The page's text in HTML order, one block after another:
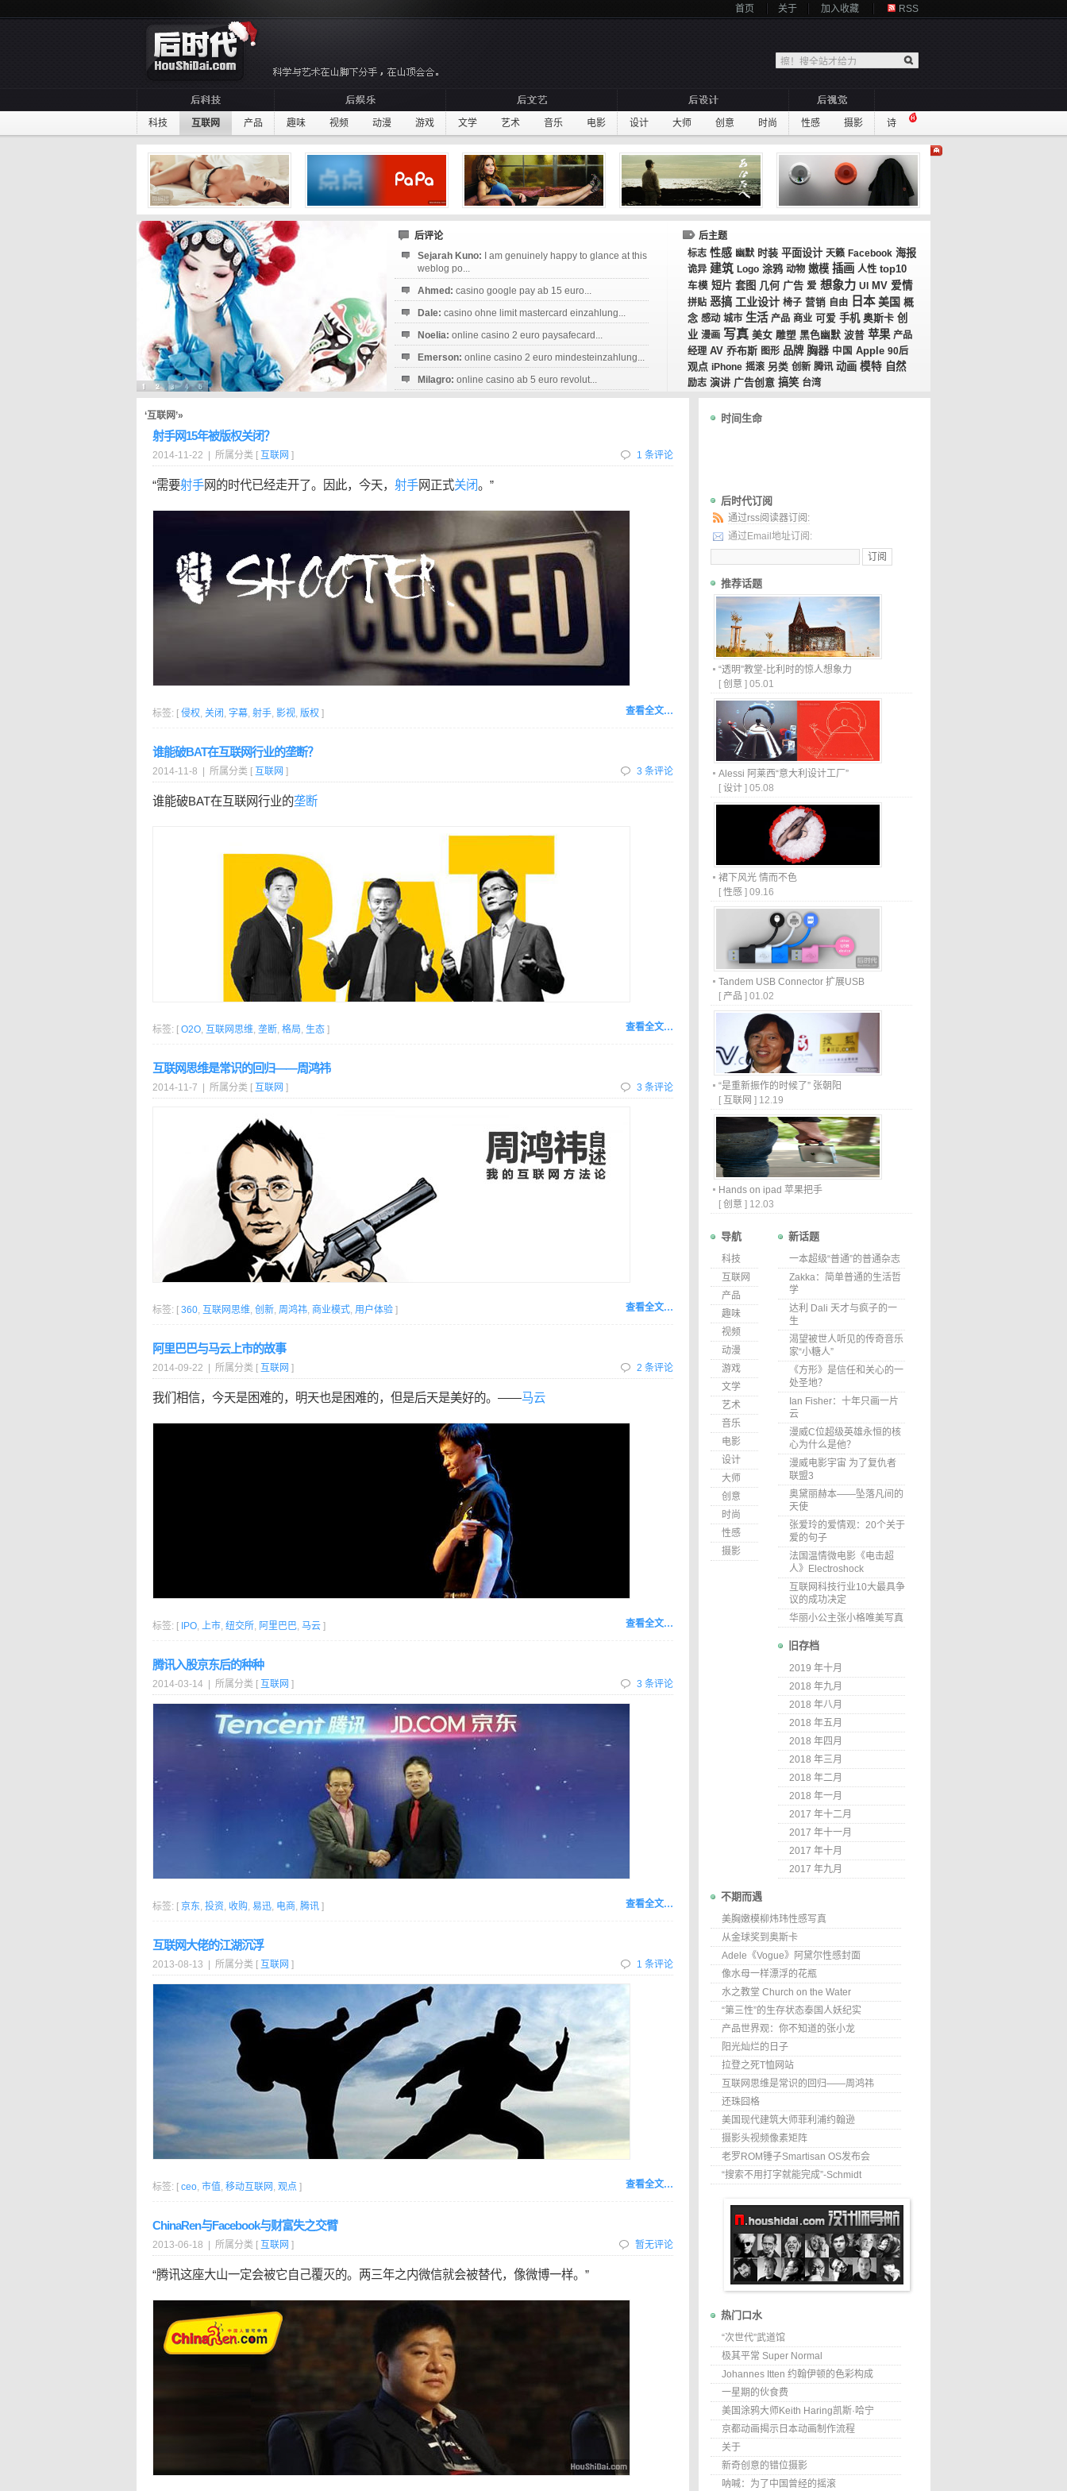
首页 关于 加入收藏 RSS
科技 互联网 产品 趣味 视频 动漫 游戏 文学 艺术 音乐 电影 设计 大师 创意 时尚 性感 摄影 诗
后评论
Sejarah Kuno:
I am genuinely happy to glance at this
weblog po...
Ahmed: casino google pay ab 15 euro...
Dale: casino ohne limit mastercard einzahlung...
Noelia: online casino 2 euro paysafecard...
Emerson: online casino 2 euro mindesteinzahlung...
Milagro: online casino ab 5 euro revolut...
后主题
标志 性感 幽默 时装 平面设计 天籁 Facebook 海报
诡异 建筑 Logo 涂鸦 动物 嫩模 插画 人性 top10
车模 短片 套图 几何 广告 爱 想象力 UI MV 爱情
拼贴 恶搞 工业设计 椅子 营销 自由 日本 美国 概
念 感动 城市 生活 产品 商业 可爱 手机 奥斯卡 创
业 漫画 写真 美女 雕塑 黑色幽默 波普 苹果 产品
经理 AV 乔布斯 图形 品牌 胸器 中国 Apple 90后
观点 iPhone 摇滚 另类 创新 腾讯 动画 模特 自然
励志 演讲 广告创意 搞笑 台湾
‘互联网’»
射手网15年被版权关闭？
2014-11-22 | 所属分类 [ 互联网 ] 1 条评论
“需要射手网的时代已经走开了。因此，今天， 射手网正式关闭。”
查看全文…
标签: [ 侵权, 关闭 , 字幕, 射手, 影视, 版权 ]
谁能破BAT在互联网行业的垄断？
2014-11-8 | 所属分类 [ 互联网 ] 3 条评论
谁能破BAT在互联网行业的垄断
查看全文…
标签: [ O2O, 互联网思维, 垄断, 格局, 生态 ]
互联网思维是常识的回归——周鸿祎
2014-11-7 | 所属分类 [ 互联网 ] 3 条评论
查看全文…
标签: [ 360, 互联网思维, 创新, 周鸿祎, 商业模式, 用户体验 ]
阿里巴巴与马云上市的故事
2014-09-22 | 所属分类 [ 互联网 ] 2 条评论
我们相信，今天是困难的，明天也是困难的，但是后天是美好的。——马云
查看全文…
标签: [ IPO, 上市, 纽交所, 阿里巴巴, 马云 ]
腾讯入股京东后的种种
2014-03-14 | 所属分类 [ 互联网 ] 3 条评论
查看全文…
标签: [ 京东, 投资, 收购, 易迅, 电商, 腾讯 ]
互联网大佬的江湖沉浮
2013-08-13 | 所属分类 [ 互联网 ] 1 条评论
查看全文…
标签: [ ceo, 市值, 移动互联网 , 观点 ]
ChinaRen与Facebook与财富失之交臂
2013-06-18 | 所属分类 [ 互联网 ] 暂无评论
“腾讯这座大山一定会被它自己覆灭的。两三年之内微信就会被替代，像微博一样。”
时间生命
后时代订阅
通过rss阅读器订阅:
通过Email地址订阅:
推荐话题
“透明”教堂-比利时的惊人想象力
[ 创意 ] 05.01
Alessi 阿莱西“意大利设计工厂”
[ 设计 ] 05.08
裙下风光 情而不色
[ 性感 ] 09.16
Tandem USB Connector 扩展USB
[ 产品 ] 01.02
“是重新振作的时候了” 张朝阳
[ 互联网 ] 12.19
Hands on ipad 苹果把手
[ 创意 ] 12.03
导航
科技
互联网
产品
趣味
视频
动漫
游戏
文学
艺术
音乐
电影
设计
大师
创意
时尚
性感
摄影
新话题
一本超级“普通”的普通杂志
Zakka：简单普通的生活哲
学
达利 Dali 天才与疯子的一
生
渴望被世人听见的传奇音乐
家“小糖人”
《方形》是信任和关心的一
处圣地？
Ian Fisher：十年只画一片
云
漫威C位超级英雄永恒的核
心为什么是他？
漫威电影宇宙 为了复仇者
联盟3
奥黛丽赫本——坠落凡间的
天使
张爱玲的爱情观：20个关于
爱的句子
法国温情微电影《电击超
人》Electroshock
互联网科技行业10大最具争
议的成功决定
华丽小公主张小格唯美写真
旧存档
2019 年十月
2018 年九月
2018 年八月
2018 年五月
2018 年四月
2018 年三月
2018 年二月
2018 年一月
2017 年十二月
2017 年十一月
2017 年十月
2017 年九月
不期而遇
美胸嫩模柳炜玮性感写真
从金球奖到奥斯卡
Adele《Vogue》阿黛尔性感封面
像水母一样漂浮的花瓶
水之教堂 Church on the Water
“第三性”的生存状态泰国人妖纪实
产品世界观：你不知道的张小龙
阳光灿烂的日子
拉登之死T恤网站
互联网思维是常识的回归——周鸿祎
还珠囧格
美国现代建筑大师菲利浦约翰逊
摄影头视频像素矩阵
老罗ROM锤子Smartisan OS发布会
“搜索不用打字就能完成”-Schmidt
热门口水
“次世代”武道馆
极其平常 Super Normal
Johannes Itten 约翰伊顿的色彩构成
一星期的伙食费
美国涂鸦大师Keith Haring凯斯·哈宁
京都动画揭示日本动画制作流程
关于
新奇创意的错位摄影
呐喊：为了中国曾经的摇滚